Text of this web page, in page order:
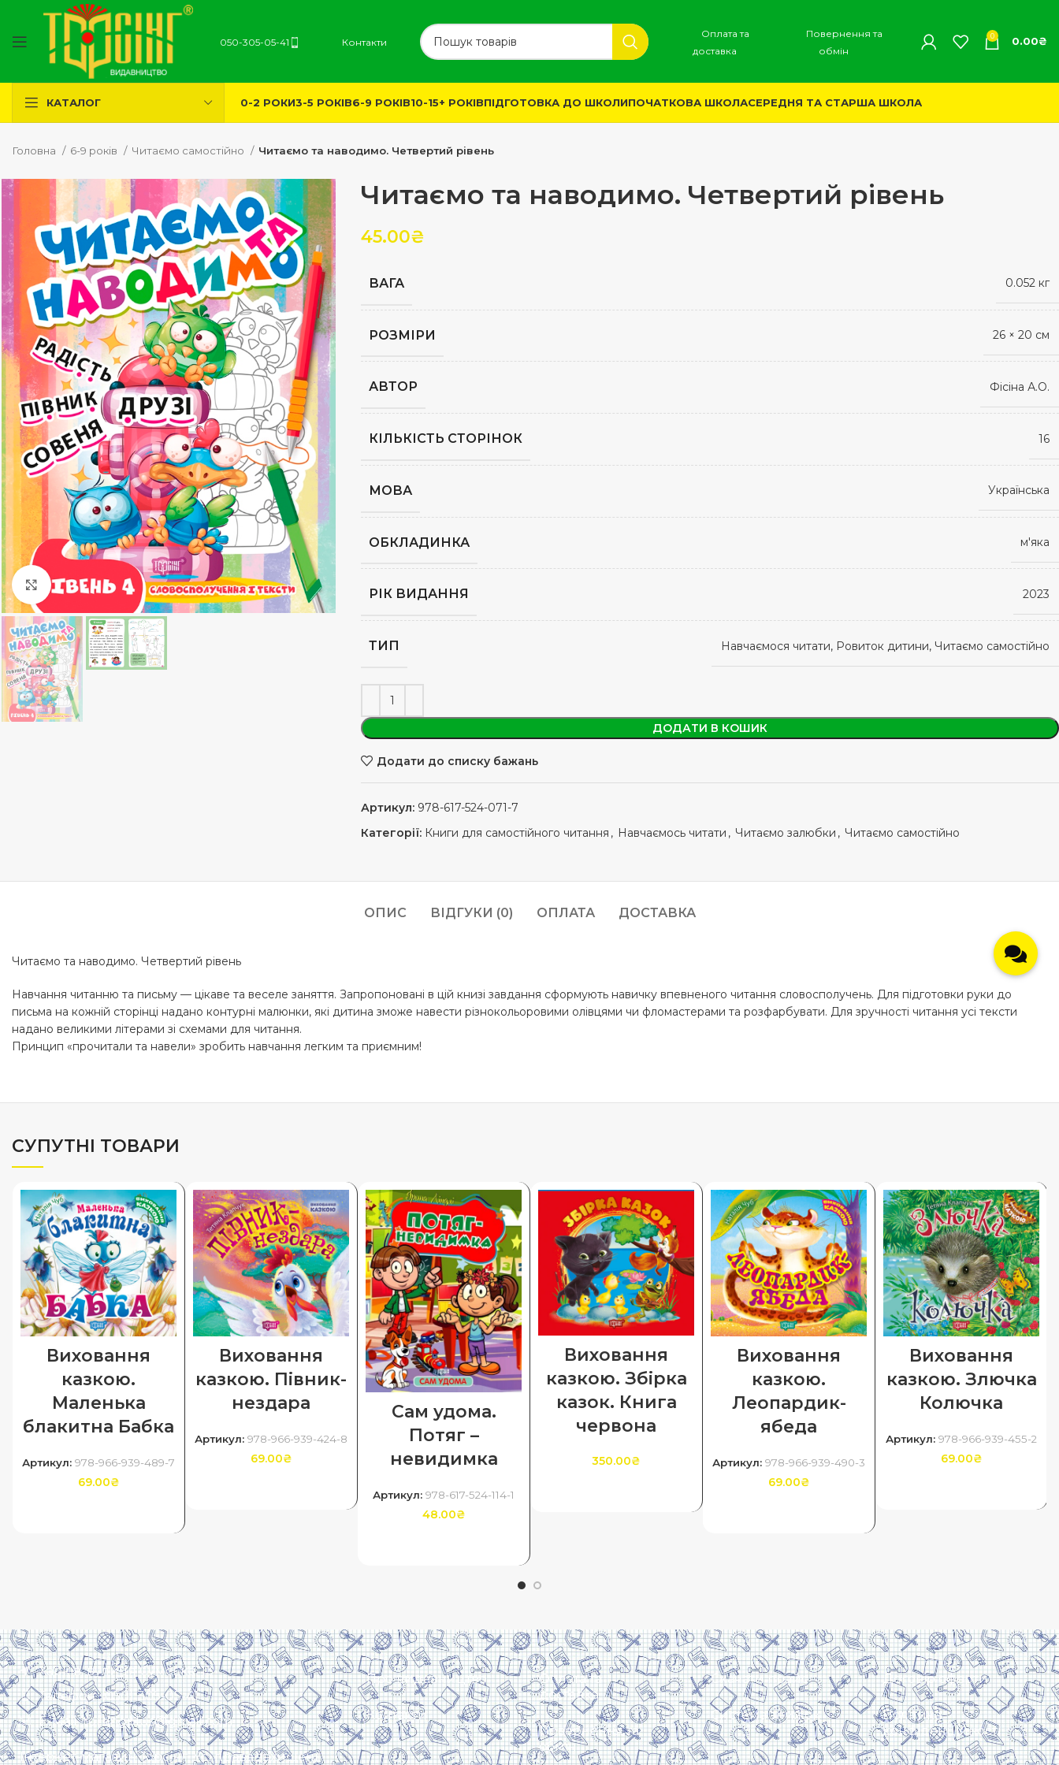
050-305-05-41 Контакти
Оплата та
доставка
Повернення та
обмін
0 0.00₴
КАТАЛОГ 0-2 РОКИ3-5 РОКІВ6-9 РОКІВ10-15+ РОКІВПІДГОТОВКА ДО ШКОЛИПОЧАТКОВА ШКОЛАСЕРЕДНЯ ТА СТАРША ШКОЛА
Головна 6-9 років Читаємо самостійно Читаємо та наводимо. Четвертий рівень
Клацніть, щоб збільшити
Читаємо та наводимо. Четвертий рівень
45.00₴
ВАГА 0.052 кг
РОЗМІРИ 26 × 20 см
АВТОР Фісіна А.О.
КІЛЬКІСТЬ СТОРІНОК 16
МОВА Українська
ОБКЛАДИНКА м'яка
РІК ВИДАННЯ 2023
ТИП Навчаємося читати, Ровиток дитини, Читаємо самостійно
ДОДАТИ В КОШИК
Додати до списку бажань
Артикул: 978-617-524-071-7
Категорії: Книги для самостійного читання , Навчаємось читати , Читаємо залюбки , Читаємо самостійно
ОПИС ВІДГУКИ (0) ОПЛАТА ДОСТАВКА
Читаємо та наводимо. Четвертий рівень
Навчання читанню та письму — цікаве та веселе заняття. Запропоновані в цій книзі завдання сформують навичку впевненого читання словосполучень. Для підготовки руки до
письма на кожній сторінці надано контурні малюнки, які дитина зможе навести різнокольоровими олівцями чи фломастерами та розфарбувати. Для зручності читання усі тексти
надано великими літерами зі схемами для читання.
Принцип «прочитали та навели» зробить навчання легким та приємним!
СУПУТНІ ТОВАРИ
Виховання
казкою.
Маленька
блакитна Бабка
Артикул: 978-966-939-489-7
69.00₴
Виховання
казкою. Півник-
нездара
Артикул: 978-966-939-424-8
69.00₴
Сам удома.
Потяг –
невидимка
Артикул: 978-617-524-114-1
48.00₴
Виховання
казкою. Збірка
казок. Книга
червона
350.00₴
Виховання
казкою.
Леопардик-
ябеда
Артикул: 978-966-939-490-3
69.00₴
Виховання
казкою. Злючка
Колючка
Артикул: 978-966-939-455-2
69.00₴
Харків, вулиця Сумська, 13
Телефон: (050) 305-05-41
E-Mail: torsingplus@gmail.com
Інтернет-магазин Торсінг. Усі права захищені
Про видавництво
Контакти
Оплата та
доставка
Повернення та
обмін
Скачати прайс
Система знижок
Договір оферти
Політика
конфіденційності